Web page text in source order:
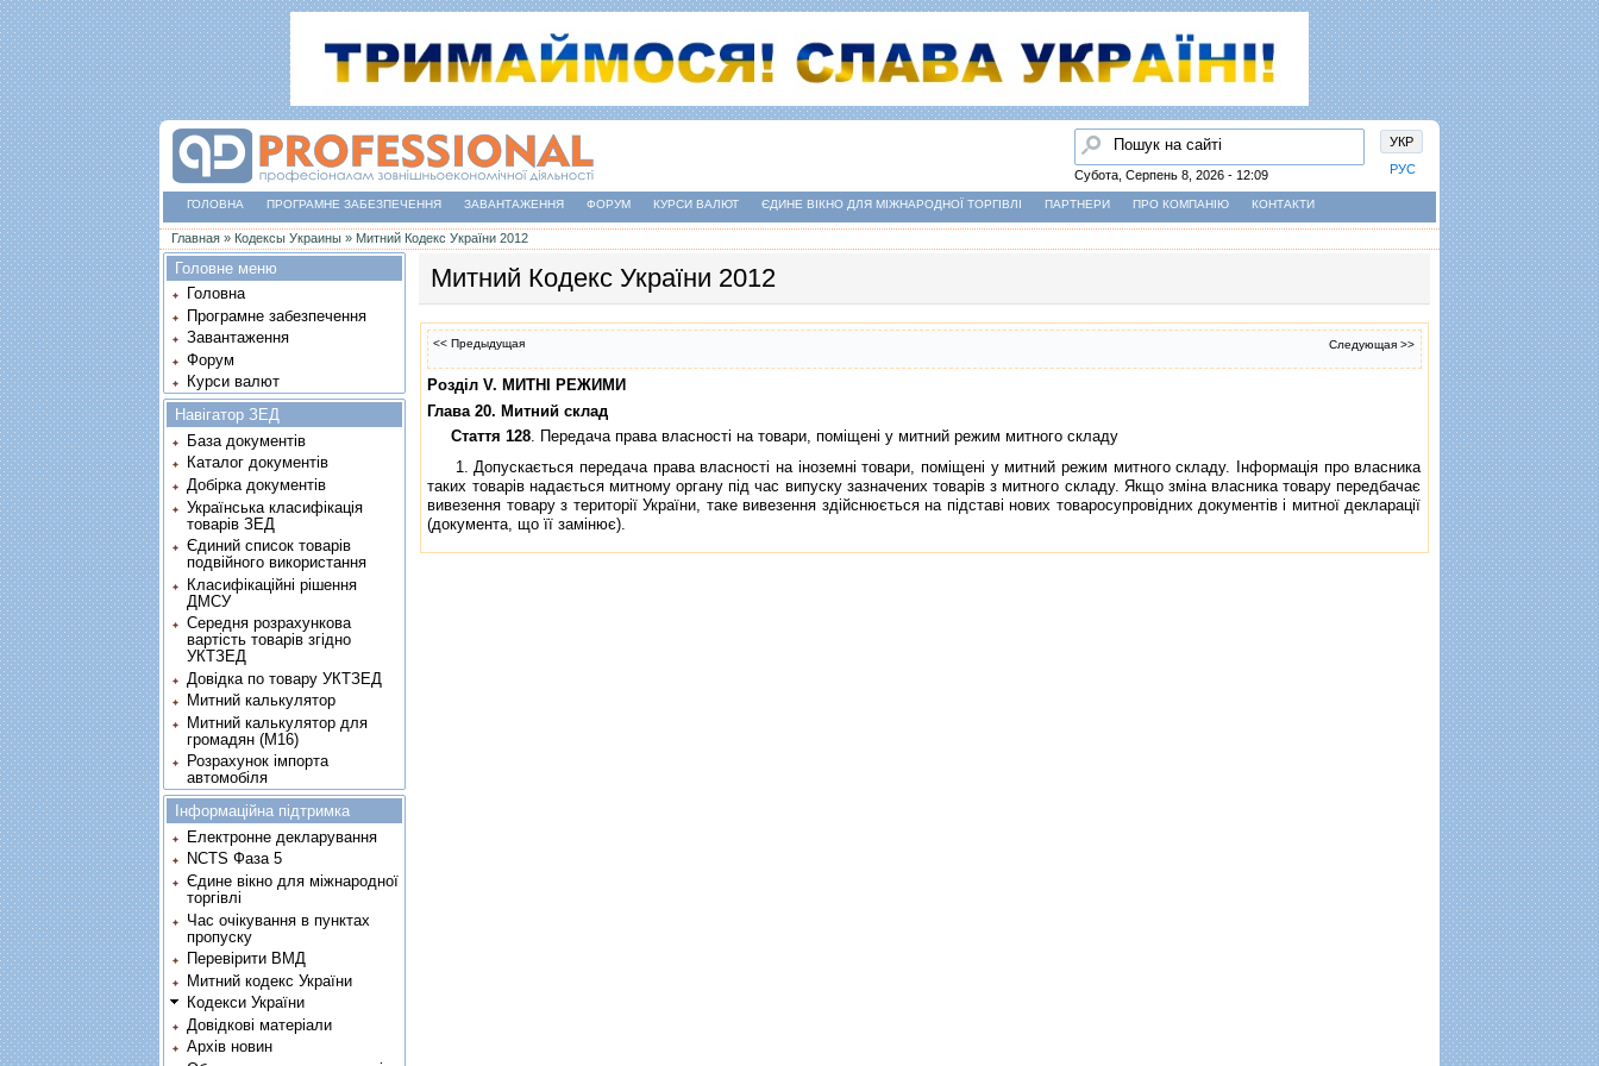
УКР
РУС
Пошук
Субота, Серпень 8, 2026 - 12:09
ГОЛОВНА ПРОГРАМНЕ ЗАБЕЗПЕЧЕННЯ ЗАВАНТАЖЕННЯ ФОРУМ КУРСИ ВАЛЮТ ЄДИНЕ ВІКНО ДЛЯ МІЖНАРОДНОЇ ТОРГІВЛІ ПАРТНЕРИ ПРО КОМПАНІЮ КОНТАКТИ
Ви є тут
Главная » Кодексы Украины » Митний Кодекс України 2012
Митний Кодекс України 2012
<< Предыдущая Следующая >>
Роздiл V. МИТНI РЕЖИМИ
Глава 20. Митний склад
Стаття 128. Передача права власностi на товари, помiщенi у митний режим митного складу
1. Допускається передача права власностi на iноземнi товари, помiщенi у митний режим митного складу. Iнформацiя про власника
таких товарiв надається митному органу пiд час випуску зазначених товарiв з митного складу. Якщо змiна власника товару передбачає
вивезення товару з територiї України, таке вивезення здiйснюється на пiдставi нових товаросупровiдних документiв i митної декларацiї
(документа, що її замiнює).
Головне меню
Головна
Програмне забезпечення
Завантаження
Форум
Курси валют
Навігатор ЗЕД
База документів
Каталог документів
Добірка документів
Українська класифікація
товарів ЗЕД
Єдиний список товарів
подвійного використання
Класифікаційні рішення
ДМСУ
Середня розрахункова
вартість товарів згідно
УКТЗЕД
Довідка по товару УКТЗЕД
Митний калькулятор
Митний калькулятор для
громадян (М16)
Розрахунок імпорта
автомобіля
Інформаційна підтримка
Електронне декларування
NCTS Фаза 5
Єдине вікно для міжнародної
торгівлі
Час очікування в пунктах
пропуску
Перевірити ВМД
Митний кодекс України
Кодекси України
Довідкові матеріали
Архів новин